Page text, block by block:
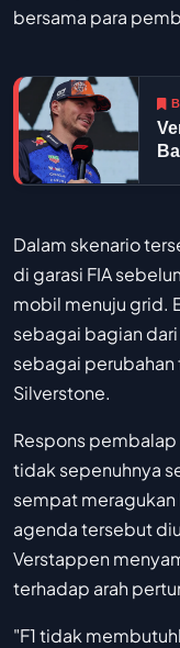
bersama para
Dalam skenario
di garasi FIA
mobil menuju grid.
sebagai bagian
sebagai
Silverstone.
Respons
tidak sepenuhnya
sempat
agenda tersebut
Verstappen
terhadap arah
"F1 tidak